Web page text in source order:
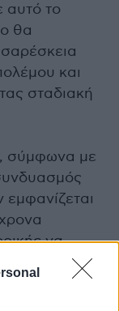
αυτό το
θα
και
σταδιακή
σύμφωνα με
να